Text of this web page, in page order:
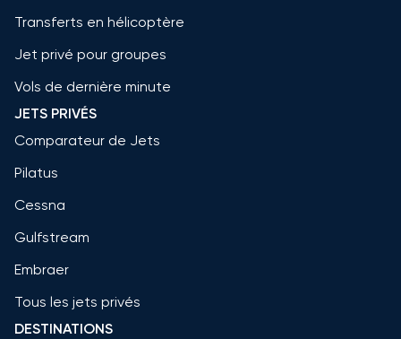
Transferts en hélicoptère
Jet privé pour groupes
Vols de dernière minute
JETS PRIVÉS
Comparateur de Jets
Pilatus
Cessna
Gulfstream
Embraer
Tous les jets privés
DESTINATIONS